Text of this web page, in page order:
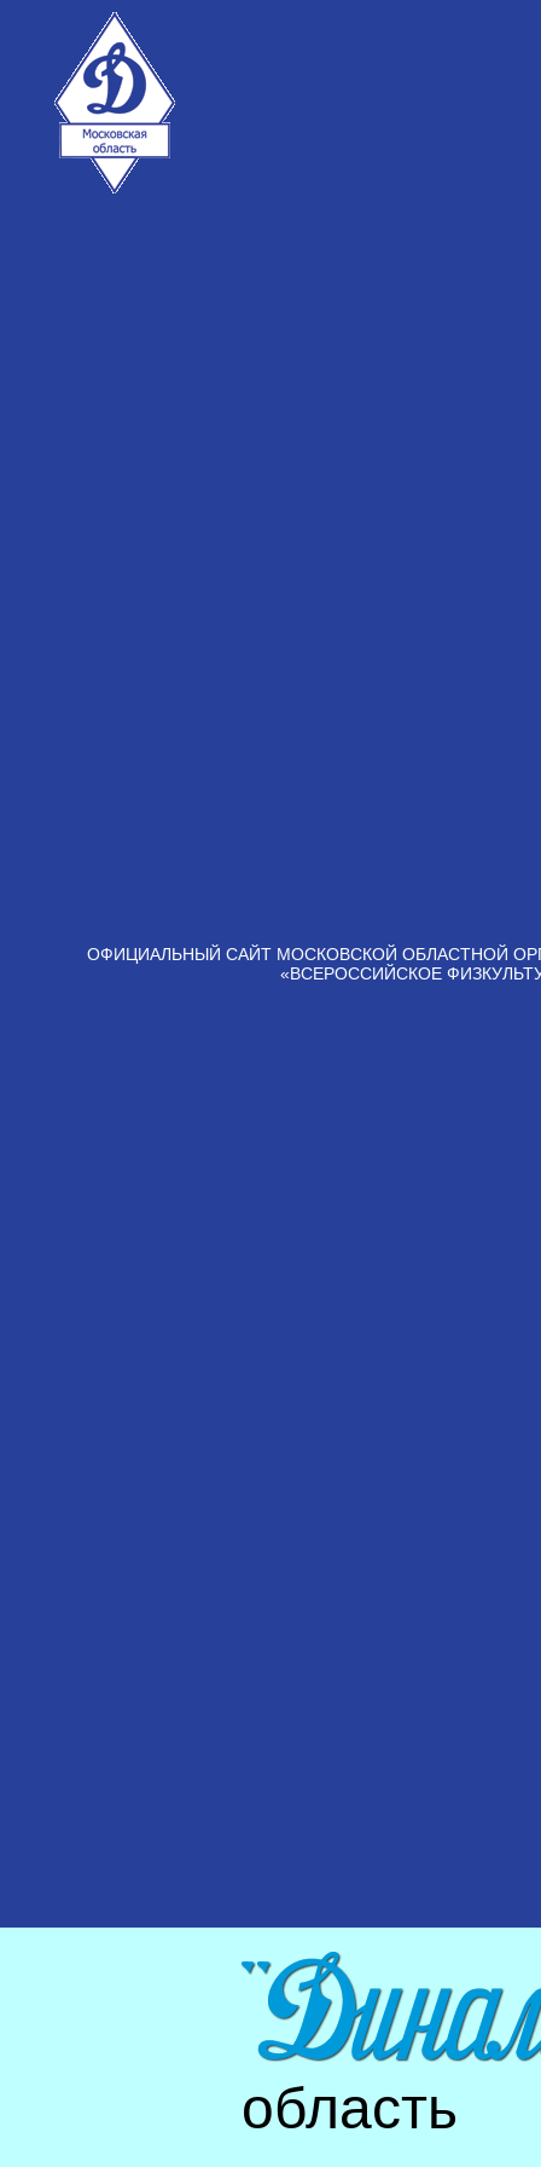
ОФИЦИАЛЬНЫЙ САЙТ МОСКОВСКОЙ ОБЛАСТНОЙ
«ВСЕРОССИЙСКОЕ
область